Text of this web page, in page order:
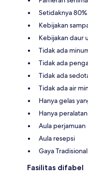
Setidaknya
Kebijakan
Kebijakan daur
Tidak ada
Tidak ada
Tidak ada
Tidak ada air
Hanya gelas
Hanya
Aula perjamuan
Aula resepsi
Gaya Tradisional
Fasilitas difabel